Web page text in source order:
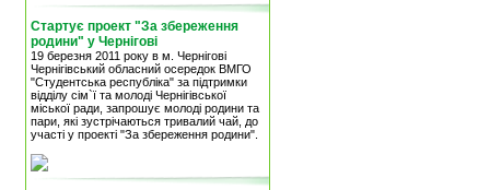
Стартує проект "За збереження
родини" у Чернігові
19 березня 2011 року в м. Чернігові
Чернігівський обласний осередок ВМГО
"Студентська республіка" за підтримки
відділу сім`ї та молоді Чернігівської
міської ради, запрошує молоді родини та
пари, які зустрічаються тривалий чай, до
участі у проекті "За збереження родини".